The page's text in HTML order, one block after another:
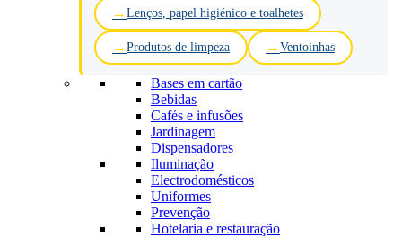
Lenços, papel higiénico e toalhetes
Produtos de limpeza Ventoinhas
Bases em cartão
Bebidas
Cafés e infusões
Jardinagem
Dispensadores
Iluminação
Electrodomésticos
Uniformes
Prevenção
Hotelaria e restauração